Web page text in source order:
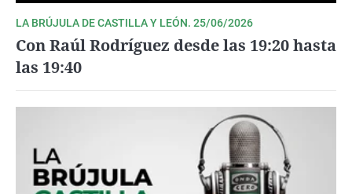
LA BRÚJULA DE CASTILLA Y LEÓN. 25/06/2026
Con Raúl Rodríguez desde las 19:20 hasta
las 19:40